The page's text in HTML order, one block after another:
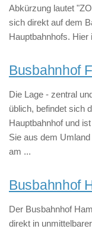
Abkürzung lautet
sich direkt auf dem
Hauptbahnhofs. Hier
Busbahnhof
Die Lage - zentral
üblich, befindet sich
Hauptbahnhof und
Sie aus dem
am ...
Busbahnhof
Der Busbahnhof
direkt in